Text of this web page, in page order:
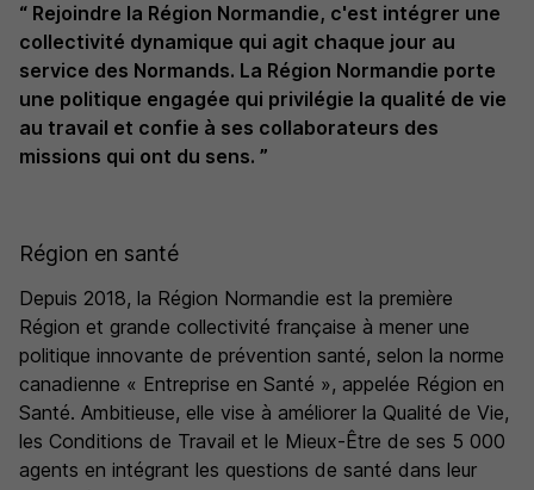
un patrimoine historique riches. La Normandie c’est aussi
une gastronomie qui fait la fierté de tous les Normands.
“ Rejoindre la Région Normandie, c'est intégrer une
collectivité dynamique qui agit chaque jour au
service des Normands. La Région Normandie porte
une politique engagée qui privilégie la qualité de vie
au travail et confie à ses collaborateurs des
missions qui ont du sens. ”
Région en santé
Depuis 2018, la Région Normandie est la première
Région et grande collectivité française à mener une
politique innovante de prévention santé, selon la norme
canadienne « Entreprise en Santé », appelée Région en
Santé. Ambitieuse, elle vise à améliorer la Qualité de Vie,
les Conditions de Travail et le Mieux-Être de ses 5 000
agents en intégrant les questions de santé dans leur